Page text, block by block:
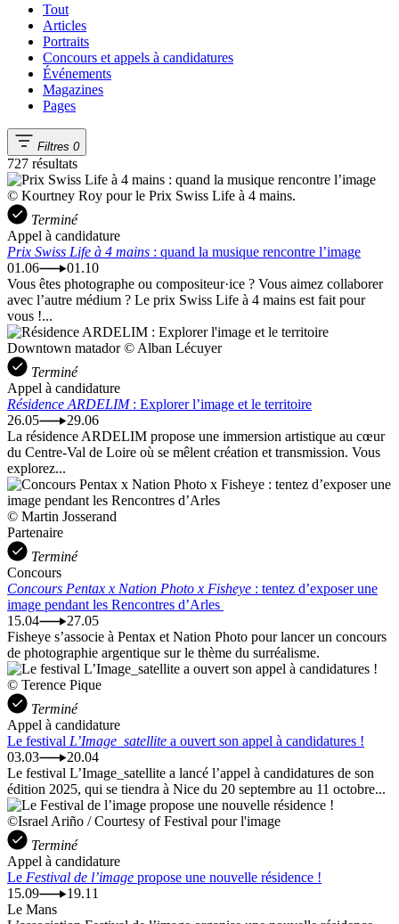
Tout
Articles
Portraits
Concours et appels à candidatures
Événements
Magazines
Pages
Filtres 0
727 résultats
© Kourtney Roy pour le Prix Swiss Life à 4 mains.
Terminé
Appel à candidature
Prix Swiss Life à 4 mains : quand la musique rencontre l’image
01.06
01.10
Vous êtes photographe ou compositeur·ice ? Vous aimez collaborer
avec l’autre médium ? Le prix Swiss Life à 4 mains est fait pour
vous !...
Downtown matador © Alban Lécuyer
Terminé
Appel à candidature
Résidence ARDELIM: Explorer l’image et le territoire
26.05
29.06
La résidence ARDELIM propose une immersion artistique au cœur
du Centre-Val de Loire où se mêlent création et transmission. Vous
explorez...
© Martin Josserand
Partenaire
Terminé
Concours
Concours Pentax x Nation Photo x Fisheye : tentez d’exposer une
image pendant les Rencontres d’Arles
15.04
27.05
Fisheye s’associe à Pentax et Nation Photo pour lancer un concours
de photographie argentique sur le thème du surréalisme.
© Terence Pique
Terminé
Appel à candidature
Le festival L’Image_satellite a ouvert son appel à candidatures !
03.03
20.04
Le festival L’Image_satellite a lancé l’appel à candidatures de son
édition 2025, qui se tiendra à Nice du 20 septembre au 11 octobre...
©Israel Ariño / Courtesy of Festival pour l'image
Terminé
Appel à candidature
Le Festival de l’image propose une nouvelle résidence !
15.09
19.11
Le Mans